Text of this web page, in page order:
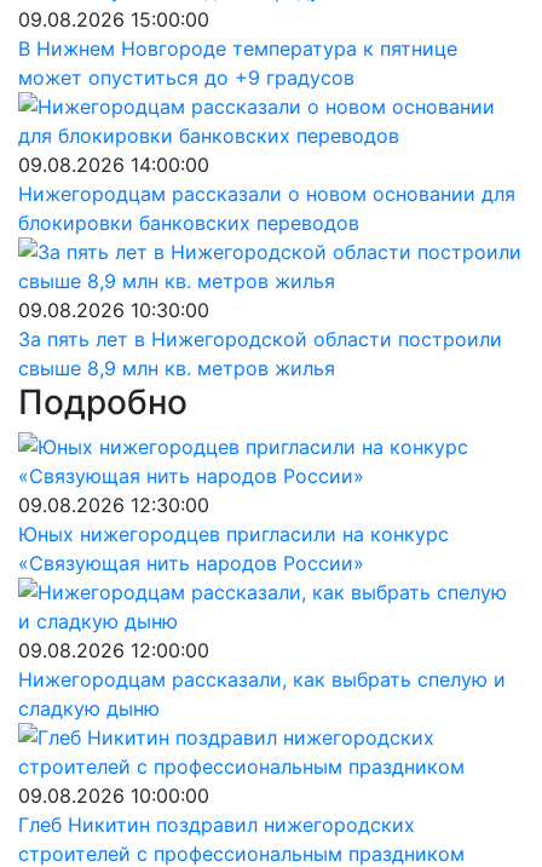
09.08.2026 15:00:00
В Нижнем Новгороде температура к пятнице
может опуститься до +9 градусов
09.08.2026 14:00:00
Нижегородцам рассказали о новом основании для
блокировки банковских переводов
09.08.2026 10:30:00
За пять лет в Нижегородской области построили
свыше 8,9 млн кв. метров жилья
Подробно
09.08.2026 12:30:00
Юных нижегородцев пригласили на конкурс
«Связующая нить народов России»
09.08.2026 12:00:00
Нижегородцам рассказали, как выбрать спелую и
сладкую дыню
09.08.2026 10:00:00
Глеб Никитин поздравил нижегородских
строителей с профессиональным праздником